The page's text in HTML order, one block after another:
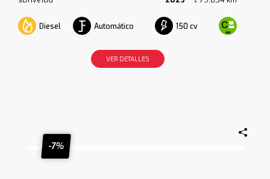
Diesel Automático 150 cv
VER DETALLES
-7%